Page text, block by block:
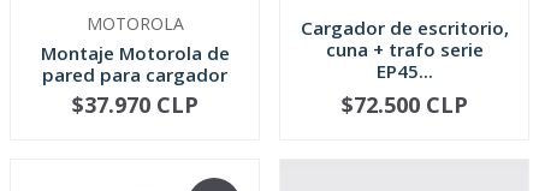
MOTOROLA
Montaje Motorola de
pared para cargador
multipl...
+
$37.970 CLP
Cargador de escritorio,
cuna + trafo serie
EP45...
+
$72.500 CLP